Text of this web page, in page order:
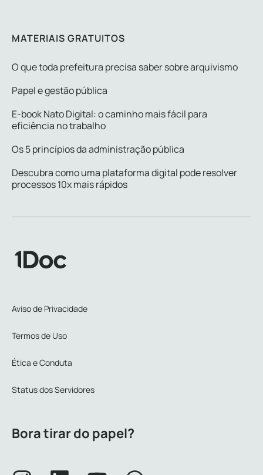
MATERIAIS GRATUITOS
O que toda prefeitura precisa saber sobre arquivismo
Papel e gestão pública
E-book Nato Digital: o caminho mais fácil para
eficiência no trabalho
Os 5 princípios da administração pública
Descubra como uma plataforma digital pode resolver
processos 10x mais rápidos
Aviso de Privacidade
Termos de Uso
Ética e Conduta
Status dos Servidores
Bora tirar do papel?